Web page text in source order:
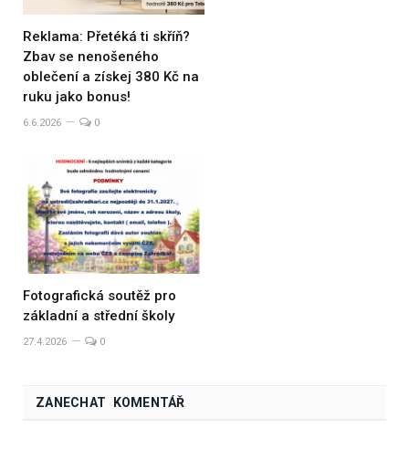
Reklama: Přetéká ti skříň?
Zbav se nenošeného
oblečení a získej 380 Kč na
ruku jako bonus!
6.6.2026 0
Fotografická soutěž pro
základní a střední školy
27.4.2026 0
ZANECHAT KOMENTÁŘ